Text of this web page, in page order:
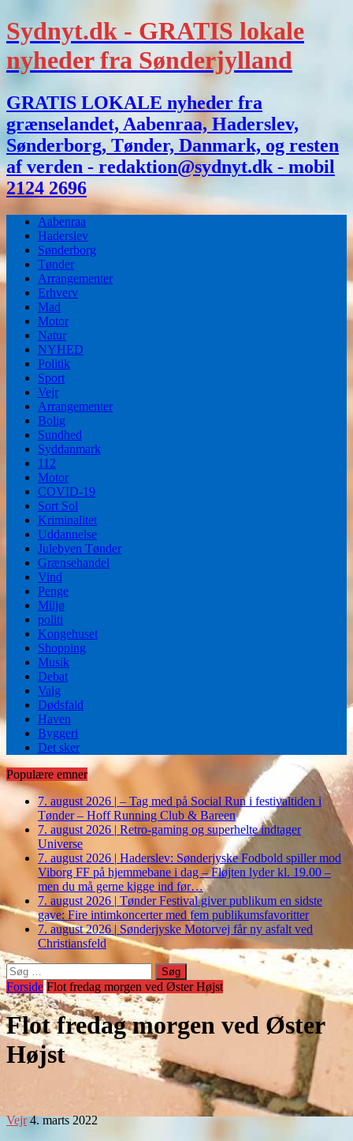
Sydnyt.dk - GRATIS lokale
nyheder fra Sønderjylland
GRATIS LOKALE nyheder fra
grænselandet, Aabenraa, Haderslev,
Sønderborg, Tønder, Danmark, og resten
af verden - redaktion@sydnyt.dk - mobil
2124 2696
Aabenraa
Haderslev
Sønderborg
Tønder
Arrangementer
Erhverv
Mad
Motor
Natur
NYHED
Politik
Sport
Vejr
Arrangementer
Bolig
Sundhed
Syddanmark
112
Motor
COVID-19
Sort Sol
Kriminalitet
Uddannelse
Julebyen Tønder
Grænsehandel
Vind
Penge
Miljø
politi
Kongehuset
Shopping
Musik
Debat
Valg
Dødsfald
Haven
Byggeri
Det sker
Populære emner
7. august 2026 | – Tag med på Social Run i festivaltiden i
Tønder – Hoff Running Club & Bareen
7. august 2026 | Retro-gaming og superhelte indtager
Universe
7. august 2026 | Haderslev: Sønderjyske Fodbold spiller mod
Viborg FF på hjemmebane i dag – Fløjten lyder kl. 19.00 –
men du må gerne kigge ind før…
7. august 2026 | Tønder Festival giver publikum en sidste
gave: Fire intimkoncerter med fem publikumsfavoritter
7. august 2026 | Sønderjyske Motorvej får ny asfalt ved
Christiansfeld
Søg
efter:
Forside Flot fredag morgen ved Øster Højst
Flot fredag morgen ved Øster
Højst
Vejr 4. marts 2022